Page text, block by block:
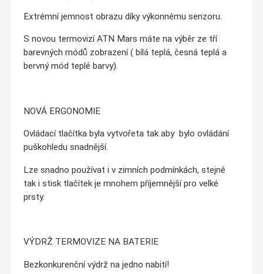
Extrémní jemnost obrazu díky výkonnému senzoru.
S novou termovizí ATN Mars máte na výběr ze tří
barevných módů zobrazení ( bílá teplá, česná teplá a
bervný mód teplé barvy).
NOVÁ ERGONOMIE
Ovládací tlačítka byla vytvořeta tak aby bylo ovládání
puškohledu snadnější.
Lze snadno používat i v zimních podmínkách, stejně
tak i stisk tlačítek je mnohem příjemnější pro velké
prsty.
VÝDRŽ TERMOVIZE NA BATERIE
Bezkonkurenční výdrž na jedno nabití!